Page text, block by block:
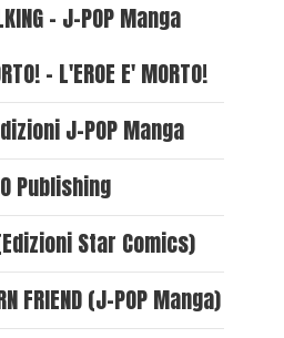
- J-POP Manga
- L'EROE E' MORTO!
J-POP Manga
Publishing
(Edizioni Star Comics)
FRIEND (J-POP Manga)